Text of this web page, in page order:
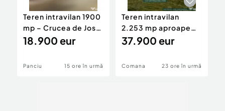
Teren intravilan 1900
mp – Crucea de Jos,
Panciu | Utilități |
18.900 eur
Panciu 15 ore în urmă
Teren intravilan
2.253 mp aproape
Bucuresti
37.900 eur
Comana 23 ore în urmă